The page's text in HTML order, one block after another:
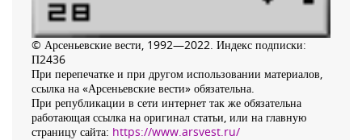
© Арсеньевские вести, 1992—2022. Индекс подписки:
П2436
При перепечатке и при другом использовании материалов,
ссылка на «Арсеньевские вести» обязательна.
При републикации в сети интернет так же обязательна
работающая ссылка на оригинал статьи, или на главную
страницу сайта: https://www.arsvest.ru/